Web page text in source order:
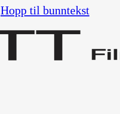
Hopp til bunntekst